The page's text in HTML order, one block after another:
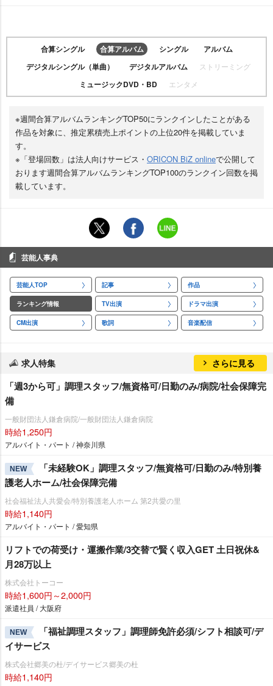
合算シングル 合算アルバム シングル
アルバム
デジタルシングル（単曲）
デジタルアルバム ストリーミング
ミュージックDVD・BD エンタメ
※週間合算アルバムランキングTOP50にランクインしたことがある
作品を対象に、推定累積売上ポイントの上位20件を掲載していま
す。
※「登場回数」は法人向けサービス・ ORICON BiZ onlineで公開して
おります週間合算アルバムランキングTOP100のランクイン回数を掲
載しています。
芸能人事典
芸能人TOP 記事 作品
ランキング情報 TV出演 ドラマ出演
CM出演 歌詞 音楽配信
求人特集 さらに見る
「週3から可」調理スタッフ/無資格可/日勤のみ/病院/社会保障完
備
一般財団法人鎌倉病院/一般財団法人鎌倉病院
時給1,250円
アルバイト・パート / 神奈川県
NEW
「未経験OK」調理スタッフ/無資格可/日勤のみ/特別養
護老人ホーム/社会保障完備
社会福祉法人共愛会/特別養護老人ホーム 第2共愛の里
時給1,140円
アルバイト・パート / 愛知県
リフトでの荷受け・運搬作業/3交替で賢く収入GET 土日祝休&
月28万以上
株式会社トーコー
時給1,600円～2,000円
派遣社員 / 大阪府
NEW
「福祉調理スタッフ」調理師免許必須/シフト相談可/デ
イサービス
株式会社郷美の杜/デイサービス郷美の杜
時給1,140円